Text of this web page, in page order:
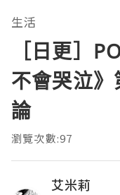
生活
［日更］
不會哭泣
論
瀏覽次數:97
艾米莉